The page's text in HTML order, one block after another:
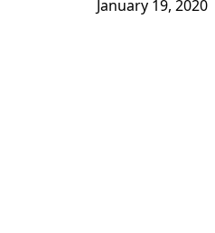
January 19, 2020